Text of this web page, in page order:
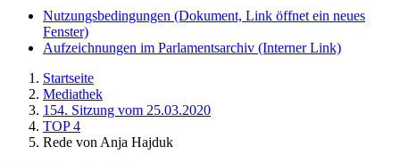
Nutzungsbedingungen (Dokument, Link öffnet ein neues
Fenster)
Aufzeichnungen im Parlamentsarchiv (Interner Link)
Startseite
Mediathek
154. Sitzung vom 25.03.2020
TOP 4
Rede von Anja Hajduk